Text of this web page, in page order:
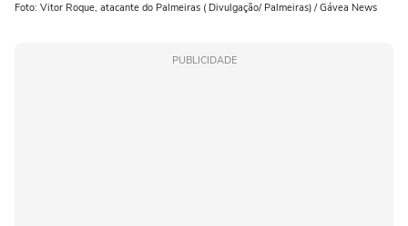
Foto: Vitor Roque, atacante do Palmeiras ( Divulgação/ Palmeiras) / Gávea News
PUBLICIDADE